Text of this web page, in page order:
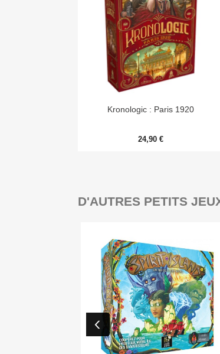
Aperçu rapide
Kronologic : Paris 1920
24,90 €
D'AUTRES PETITS